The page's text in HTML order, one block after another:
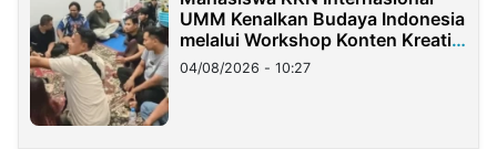
UMM Kenalkan Budaya Indonesia
melalui Workshop Konten Kreatif
di Taiwan
04/08/2026 - 10:27